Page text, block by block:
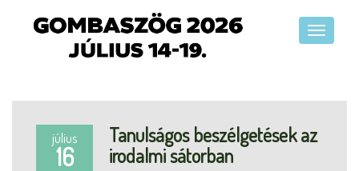
július
16
Tanulságos beszélgetések az
irodalmi sátorban